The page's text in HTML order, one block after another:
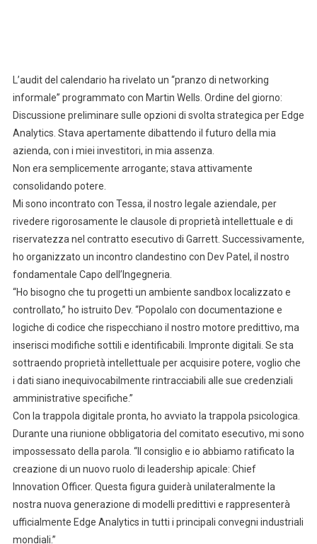
L’audit del calendario ha rivelato un “pranzo di networking
informale” programmato con Martin Wells. Ordine del giorno:
Discussione preliminare sulle opzioni di svolta strategica per Edge
Analytics. Stava apertamente dibattendo il futuro della mia
azienda, con i miei investitori, in mia assenza.
Non era semplicemente arrogante; stava attivamente
consolidando potere.
Mi sono incontrato con Tessa, il nostro legale aziendale, per
rivedere rigorosamente le clausole di proprietà intellettuale e di
riservatezza nel contratto esecutivo di Garrett. Successivamente,
ho organizzato un incontro clandestino con Dev Patel, il nostro
fondamentale Capo dell’Ingegneria.
“Ho bisogno che tu progetti un ambiente sandbox localizzato e
controllato,” ho istruito Dev. “Popolalo con documentazione e
logiche di codice che rispecchiano il nostro motore predittivo, ma
inserisci modifiche sottili e identificabili. Impronte digitali. Se sta
sottraendo proprietà intellettuale per acquisire potere, voglio che
i dati siano inequivocabilmente rintracciabili alle sue credenziali
amministrative specifiche.”
Con la trappola digitale pronta, ho avviato la trappola psicologica.
Durante una riunione obbligatoria del comitato esecutivo, mi sono
impossessato della parola. “Il consiglio e io abbiamo ratificato la
creazione di un nuovo ruolo di leadership apicale: Chief
Innovation Officer. Questa figura guiderà unilateralmente la
nostra nuova generazione di modelli predittivi e rappresenterà
ufficialmente Edge Analytics in tutti i principali convegni industriali
mondiali.”